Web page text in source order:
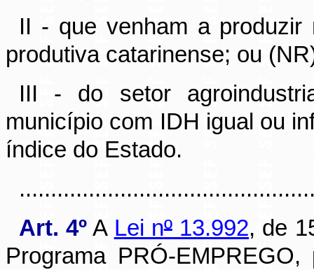
II - que venham a produzir
produtiva catarinense; ou
III - do setor
município com IDH igual ou
índice do Estado.
Art. 4º A Lei nº13.992, de
Programa PRÓ-